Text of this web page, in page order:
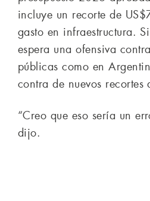
incluye un recorte de
gasto en infraestructura.
espera una ofensiva
públicas como en
contra de nuevos
“Creo que eso sería un
dijo.